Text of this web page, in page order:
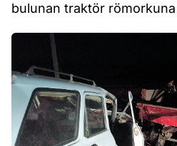
bulunan traktör römorkuna